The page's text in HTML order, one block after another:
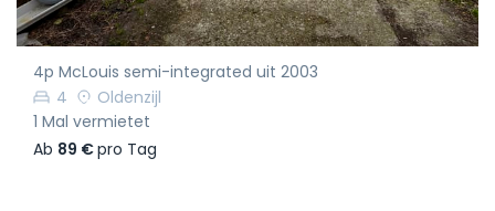
4p McLouis semi-integrated uit 2003
4
Oldenzijl
1 Mal vermietet
Ab 89 €pro Tag